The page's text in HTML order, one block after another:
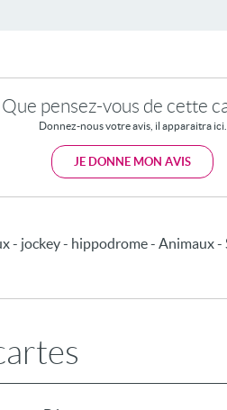
Que pensez-vous de cette
Donnez-nous votre avis, il apparaitra ici.
JE DONNE MON AVIS
- jockey - hippodrome - Animaux